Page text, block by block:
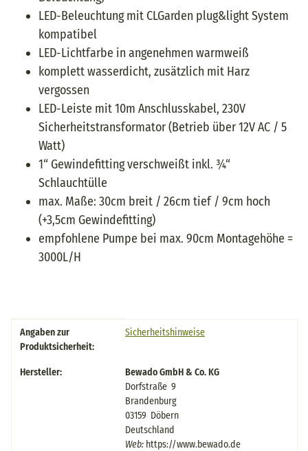
LED-Beleuchtung mit CLGarden plug&light System
kompatibel
LED-Lichtfarbe in angenehmen warmweiß
komplett wasserdicht, zusätzlich mit Harz
vergossen
LED-Leiste mit 10m Anschlusskabel, 230V
Sicherheitstransformator (Betrieb über 12V AC / 5
Watt)
1“ Gewindefitting verschweißt inkl. ¾“
Schlauchtülle
max. Maße: 30cm breit / 26cm tief / 9cm hoch
(+3,5cm Gewindefitting)
empfohlene Pumpe bei max. 90cm Montagehöhe =
3000L/H
Produkteigenschaft
Wert
Angaben zur
Produktsicherheit:
Sicherheitshinweise
Hersteller:
Bewado GmbH & Co. KG
Dorfstraße 9
Brandenburg
03159 Döbern
Deutschland
Web: https://www.bewado.de